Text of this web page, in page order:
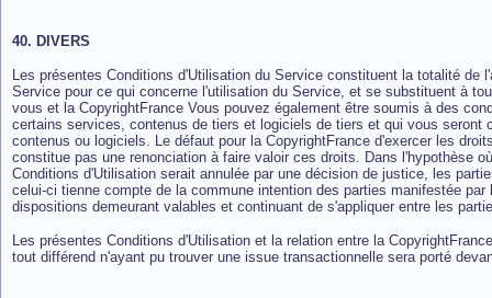
40. DIVERS
Les présentes Conditions d'Utilisation du Service constituent la totalité de
Service pour ce qui concerne l'utilisation du Service, et se substituent à
vous et la CopyrightFrance Vous pouvez également être soumis à des
certains services, contenus de tiers et logiciels de tiers et qui vous
contenus ou logiciels. Le défaut pour la CopyrightFrance d'exercer les
constitue pas une renonciation à faire valoir ces droits. Dans l'hypothèse
Conditions d'Utilisation serait annulée par une décision de justice, les
celui-ci tienne compte de la commune intention des parties manifestée
dispositions demeurant valables et continuant de s'appliquer entre les
Les présentes Conditions d'Utilisation et la relation entre la
tout différend n'ayant pu trouver une issue transactionnelle sera porté